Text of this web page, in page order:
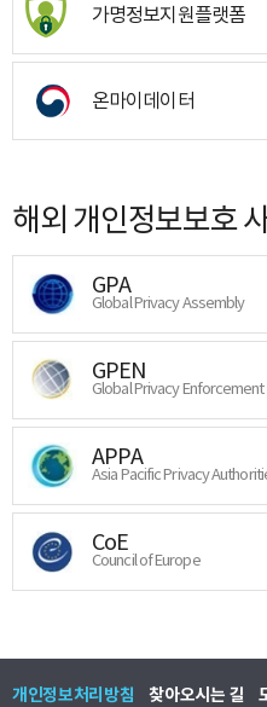
가명정보지원플랫폼
온마이데이터
해외 개인정보보호
GPA
Global Privacy Assembly
GPEN
Global Privacy
APPA
Asia Pacific Privacy
CoE
Council of Europe
개인정보처리방침 찾아오시는 길